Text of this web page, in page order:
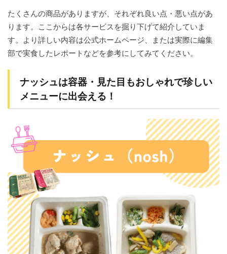
たくさんの商品がありますが、それぞれ良い点・悪い点があ
ります。ここからは各サービスを掘り下げて紹介していま
す。より詳しい内容は公式ホームページ、または実際に編集
部で実食したレポートなどを参考にしてみてください。
ナッシュは容器・見た目もおしゃれで珍しい
メニューに出会える！